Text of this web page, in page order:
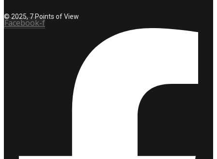
© 2025, 7 Points of View
Facebook-f